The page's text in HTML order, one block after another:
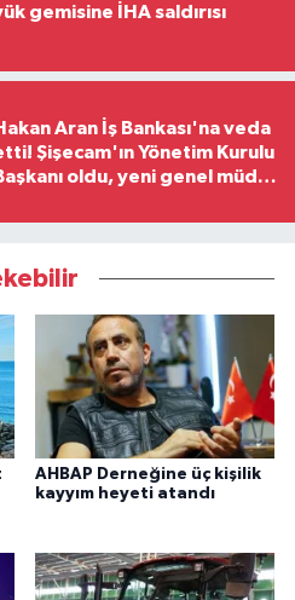
gemisine İHA saldırısı
Aran İş Bankası'na veda
Şişecam'ın Yönetim Kurulu
oldu, yeni genel müdür
AHBAP Derneğine üç kişilik
kayyım heyeti atandı